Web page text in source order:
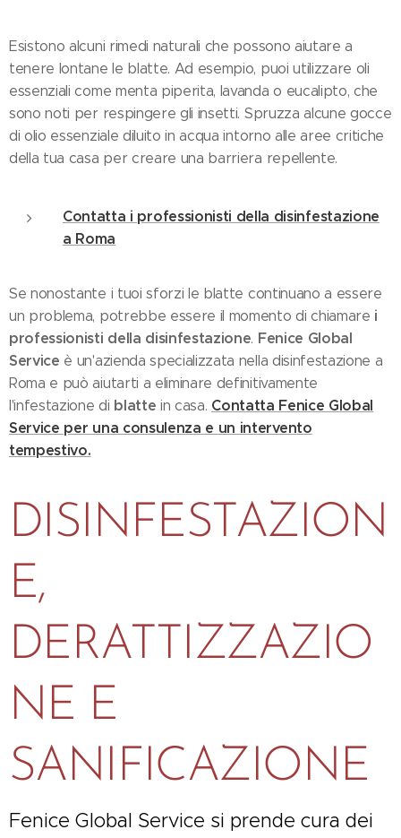
Esistono alcuni rimedi naturali che possono aiutare a
tenere lontane le blatte. Ad esempio, puoi utilizzare oli
essenziali come menta piperita, lavanda o eucalipto, che
sono noti per respingere gli insetti. Spruzza alcune gocce
di olio essenziale diluito in acqua intorno alle aree critiche
della tua casa per creare una barriera repellente.
Contatta i professionisti della disinfestazione
a Roma
Se nonostante i tuoi sforzi le blatte continuano a essere
un problema, potrebbe essere il momento di chiamare i
professionisti della disinfestazione. Fenice Global
Service è un'azienda specializzata nella disinfestazione a
Roma e può aiutarti a eliminare definitivamente
l'infestazione di blatte in casa. Contatta Fenice Global
Service per una consulenza e un intervento
tempestivo.
DISINFESTAZION
E,
DERATTIZZAZIO
NE E
SANIFICAZIONE
Fenice Global Service si prende cura dei